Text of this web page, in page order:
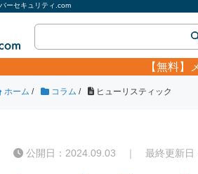
ーセキュリティ.com
【無料】
ホーム / コラム / ヒューリスティック
公開日：2024.09.03 ｜ 最終更新日